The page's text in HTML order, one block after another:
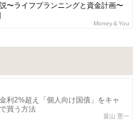
〜ライフプランニングと資金計画〜
Money＆You
利2%超え「個人向け国債」をキャ
買う方法
畠山 憲一